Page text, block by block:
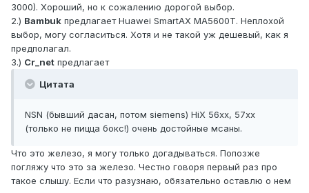
3000). Хороший, но к сожалению дорогой выбор.
2.) Bambuk предлагает Huawei SmartAX МА5600Т. Неплохой
выбор, могу согласиться. Хотя и не такой уж дешевый, как я
предполагал.
3.) Cr_net предлагает
Цитата
NSN (бывший дасан, потом siemens) HiX 56xx, 57xx
(только не пицца бокс!) очень достойные мсаны.
Что это железо, я могу только догадываться. Попозже
погляжу что это за железо. Честно говоря первый раз про
такое слышу. Если что разузнаю, обязательно оставлю о нем